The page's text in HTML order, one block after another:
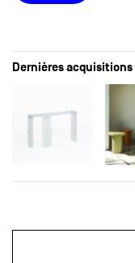
Dernières acquisitions